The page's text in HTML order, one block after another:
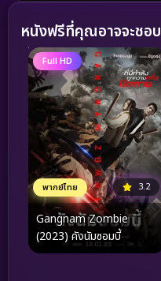
หนังฟรีที่คุณอาจจะชอบ
Full HD
พากย์ไทย 3.2
Gangnam Zombie
(2023) คังนัมซอมบี้